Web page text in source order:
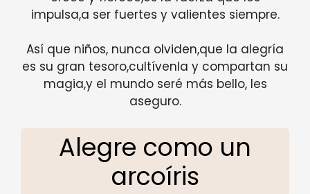
impulsa,a ser fuertes y valientes siempre.
Así que niños, nunca olviden,que la alegría
es su gran tesoro,cultívenla y compartan su
magia,y el mundo seré más bello, les
aseguro.
Alegre como un
arcoíris